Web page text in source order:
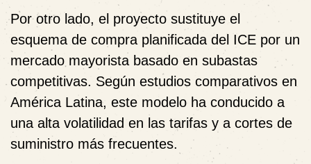
Por otro lado, el proyecto sustituye el
esquema de compra planificada del ICE por un
mercado mayorista basado en subastas
competitivas. Según estudios comparativos en
América Latina, este modelo ha conducido a
una alta volatilidad en las tarifas y a cortes de
suministro más frecuentes.